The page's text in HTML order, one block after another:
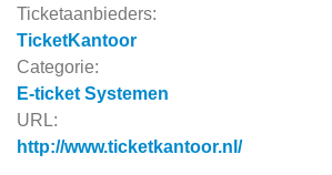
Ticketaanbieders:
TicketKantoor
Categorie:
E-ticket Systemen
URL:
http://www.ticketkantoor.nl/